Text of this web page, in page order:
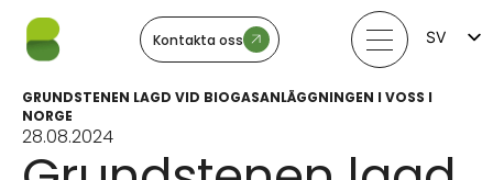
Kontakta oss
SV
LV
NO
GRUNDSTENEN LAGD VID BIOGASANLÄGGNINGEN I VOSS I
NORGE
28.08.2024